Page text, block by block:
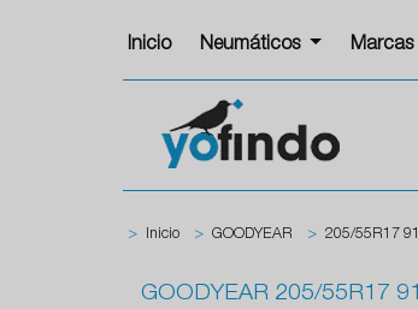
Inicio Neumáticos Marcas
> Inicio > GOODYEAR > 205/55R17
GOODYEAR 205/55R17